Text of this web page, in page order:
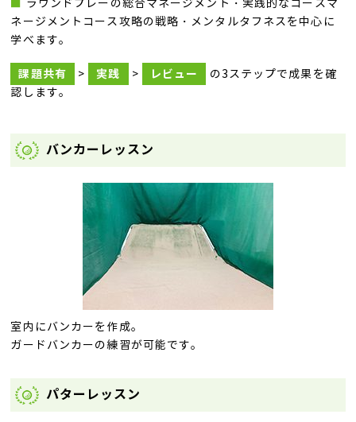
ラウンドプレーの総合マネージメント・実践的なコースマ
ネージメントコース攻略の戦略・メンタルタフネスを中心に
学べます。
課題共有 > 実践 > レビュー
の3ステップで成果を確
認します。
バンカーレッスン
室内にバンカーを作成。
ガードバンカーの練習が可能です。
パターレッスン